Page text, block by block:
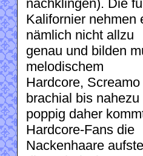
nachklingen). Die
Kalifornier nehmen
nämlich nicht allzu
genau und bilden
melodischem
Hardcore,
brachial bis nahezu
poppig daher
Hardcore-Fans die
Nackenhaare